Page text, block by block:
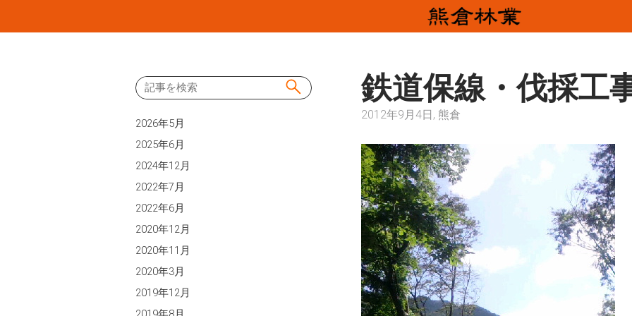
to
鉄道保線・伐採工
2012年9月4日, 熊倉
2026年5月
2025年6月
2024年12月
2022年7月
2022年6月
2020年12月
2020年11月
2020年3月
2019年12月